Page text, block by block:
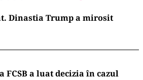
Dinastia Trump a mirosit
FCSB a luat decizia în cazul